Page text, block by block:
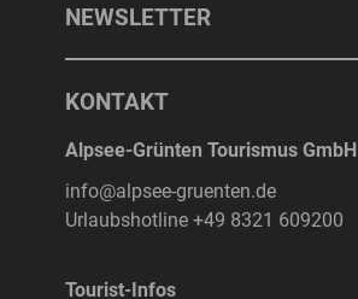
NEWSLETTER
KONTAKT
Alpsee-Grünten Tourismus GmbH
info@alpsee-gruenten.de
Urlaubshotline +49 8321 609200
Tourist-Infos